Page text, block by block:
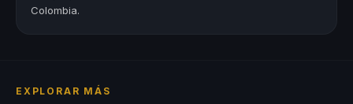
Colombia.
EXPLORAR MÁS